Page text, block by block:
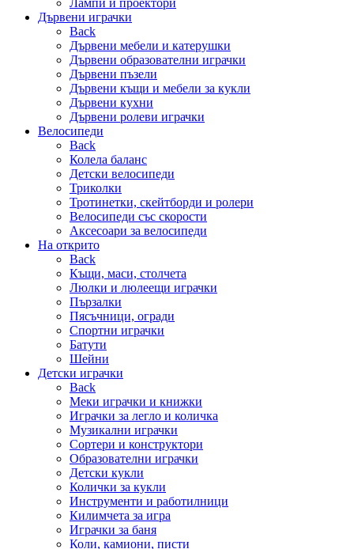
Дървени играчки
Back
Дървени мебели и катерушки
Дървени образователни играчки
Дървени пъзели
Дървени къщи и мебели за кукли
Дървени кухни
Дървени ролеви играчки
Велосипеди
Back
Колела баланс
Детски велосипеди
Триколки
Тротинетки, скейтборди и ролери
Велосипеди със скорости
Аксесоари за велосипеди
На открито
Back
Къщи, маси, столчета
Люлки и люлеещи играчки
Пързалки
Пясъчници, огради
Спортни играчки
Батути
Шейни
Детски играчки
Back
Меки играчки и книжки
Играчки за легло и количка
Музикални играчки
Сортери и конструктори
Образователни играчки
Детски кукли
Колички за кукли
Инструменти и работилници
Килимчета за игра
Играчки за баня
Коли, камиони, писти